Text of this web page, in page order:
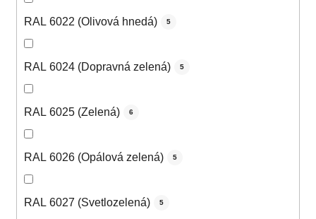
RAL 6022 (Olivová hnedá) 5
RAL 6024 (Dopravná zelená) 5
RAL 6025 (Zelená) 6
RAL 6026 (Opálová zelená) 5
RAL 6027 (Svetlozelená) 5